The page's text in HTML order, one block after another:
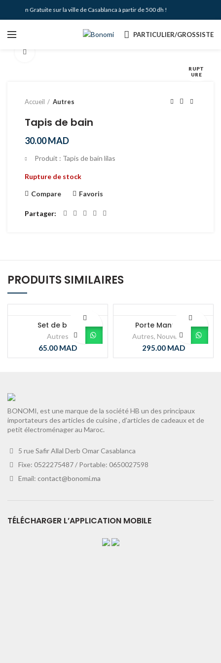
Livraison Gratuite sur la ville de Casablanca à partir de 500 dh !
PARTICULIER/GROSSISTE
RUPT
URE
Accueil Autres
Tapis de bain
30.00MAD
Produit : Tapis de bain lilas
Rupture de stock
Compare Favoris
Partager
PRODUITS SIMILAIRES
Set de bain
Autres
65.00 MAD
Porte Manteaux
Autres, Nouveautés
295.00 MAD
BONOMI, est une marque de la société HB un des principaux
importateurs des articles de cuisine , d’articles de cadeaux et de
petit électroménager au Maroc.
5 rue Safir Allal Derb Omar Casablanca
Fixe: 0522275487 / Portable: 0650027598
Email: contact@bonomi.ma
TÉLÉCHARGER L’APPLICATION MOBILE